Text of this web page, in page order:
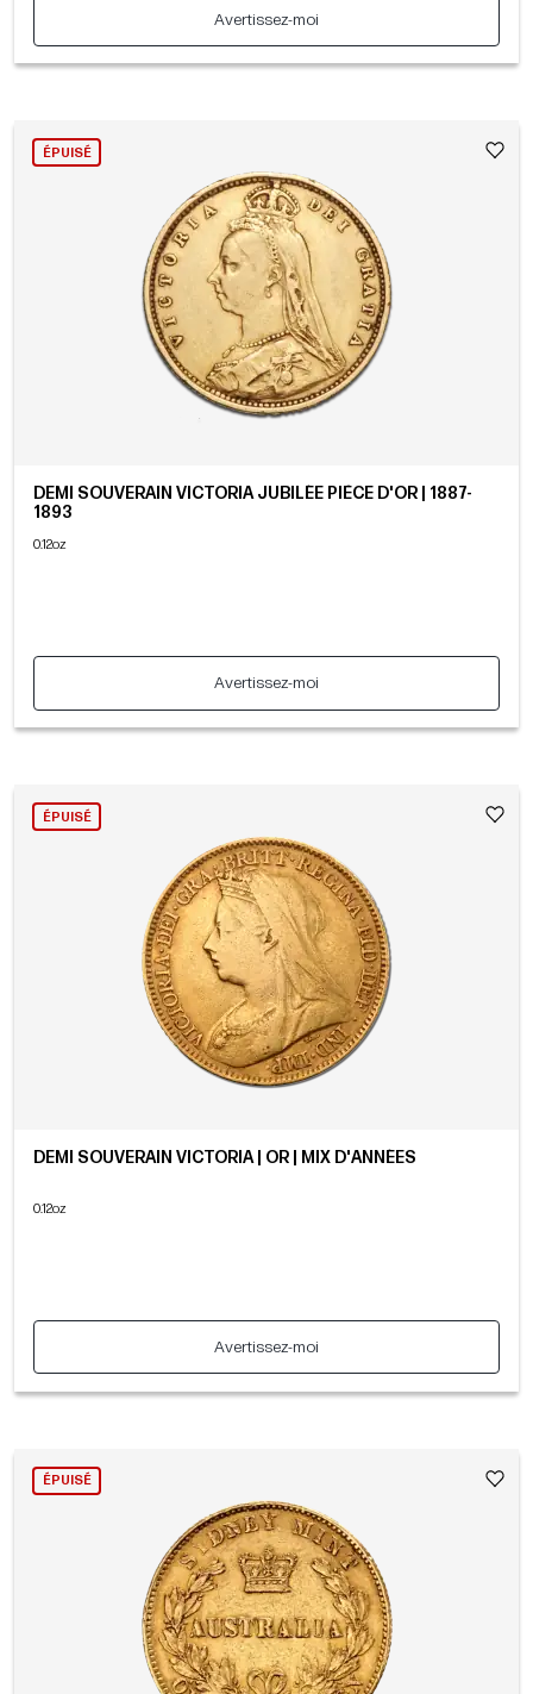
Avertissez-moi
ÉPUISÉ
DEMI SOUVERAIN VICTORIA JUBILÉE PIÈCE D'OR | 1887-
1893
0.12oz
Avertissez-moi
ÉPUISÉ
DEMI SOUVERAIN VICTORIA | OR | MIX D'ANNÉES
0.12oz
Avertissez-moi
ÉPUISÉ